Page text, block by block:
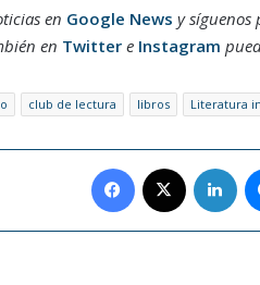
en Google News y síguenos
en Twittere Instagram
club de lectura libros Literatura
Facebook